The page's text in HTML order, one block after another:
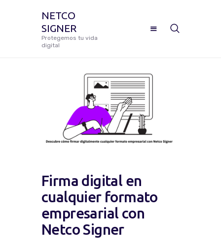
NETCO
SIGNER
Protegemos tu vida
digital
NETCO SIGNER
Manual De Uso Netco Signer
¿Cómo Configurar Tu Firma
Digital Certificada?
Solicitar Soporte
Firma digital en
cualquier formato
empresarial con
Netco Signer